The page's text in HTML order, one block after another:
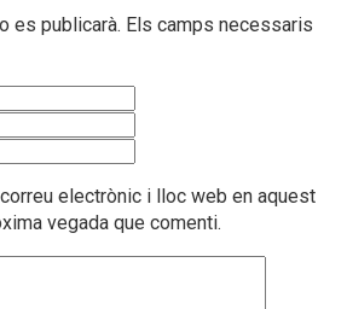
es publicarà. Els camps necessaris
electrònic i lloc web en aquest
vegada que comenti.